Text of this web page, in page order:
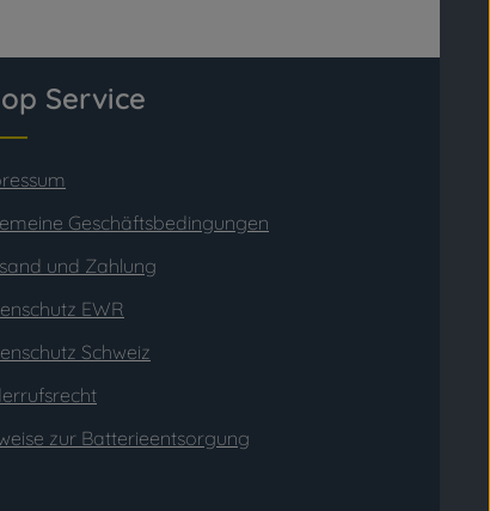
Service
Geschäftsbedingungen
und Zahlung
EWR
Schweiz
zur Batterieentsorgung